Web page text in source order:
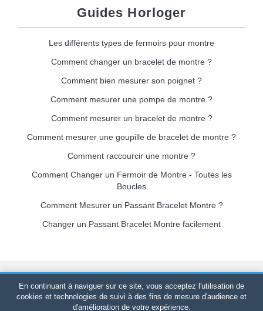
Guides Horloger
Les différents types de fermoirs pour montre
Comment changer un bracelet de montre ?
Comment bien mesurer son poignet ?
Comment mesurer une pompe de montre ?
Comment mesurer un bracelet de montre ?
Comment mesurer une goupille de bracelet de montre ?
Comment raccourcir une montre ?
Comment Changer un Fermoir de Montre - Toutes les
Boucles
Comment Mesurer un Passant Bracelet Montre ?
Changer un Passant Bracelet Montre facilement
Bracelet-de-montre.com© 2026Tous droits réservés-SIRET
520 247 727 000 57 -Plateforme Juridique : BP 20075 - 31121
PORTET PDC - France Métropolitaine-Vente en ligne
En continuant à naviguer sur ce site, vous acceptez l'utilisation de
cookies et technologies de suivi à des fins de mesure d'audience et
d'amélioration de votre expérience.